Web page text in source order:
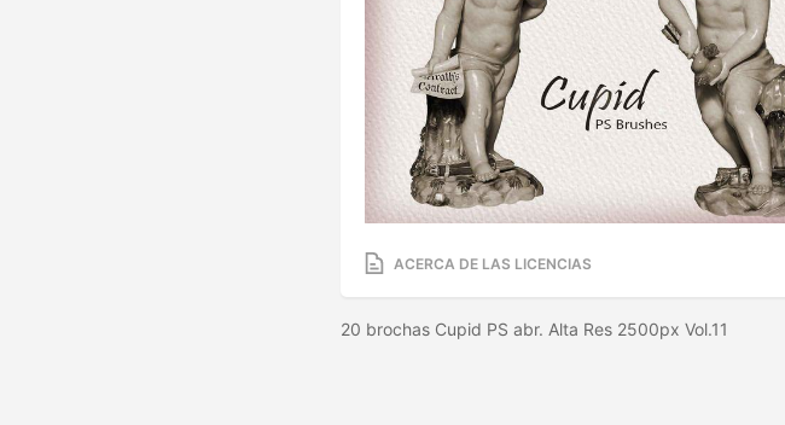
ACERCA DE LAS LICENCIAS
20 brochas Cupid PS abr. Alta Res 2500px Vol.11